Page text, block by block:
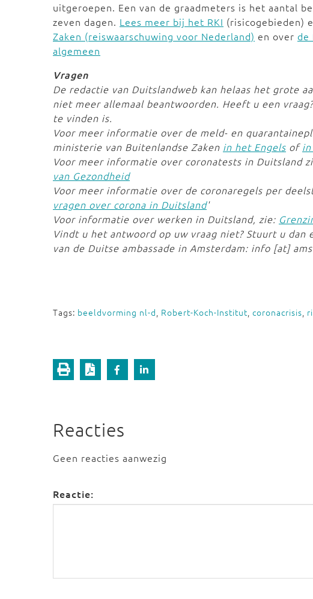
uitgeroepen. Een van de graadmeters is het aantal
zeven dagen. Lees meer bij het RKI (risicogebieden)
Zaken (reiswaarschuwing voor Nederland) en over de
algemeen
Vragen
De redactie van Duitslandweb kan helaas het grote
niet meer allemaal beantwoorden. Heeft u een
te vinden is.
Voor meer informatie over de meld- en
ministerie van Buitenlandse Zaken in het Engels of
Voor meer informatie over coronatests in Duitsland
van Gezondheid
Voor meer informatie over de coronaregels per
vragen over corona in Duitsland'
Voor informatie over werken in Duitsland, zie:
Vindt u het antwoord op uw vraag niet? Stuurt u dan
van de Duitse ambassade in Amsterdam: info [at]
Tags: beeldvorming nl-d, Robert-Koch-Institut, coronacrisis,
Reacties
Geen reacties aanwezig
Reactie: